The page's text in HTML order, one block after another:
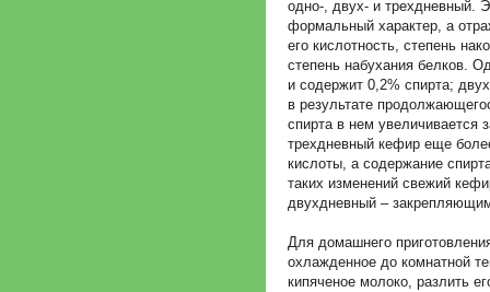
одно-, двух- и трехдневный.
формальный характер, а
его кислотность, степень
степень набухания белков.
и содержит 0,2% спирта;
в результате
спирта в нем увеличивается
трехдневный кефир еще
кислоты, а содержание
таких изменений свежий
двухдневный –
Для домашнего
охлажденное до комнатной
кипяченое молоко, разлить